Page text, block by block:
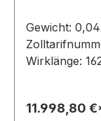
Gewicht:
Wirklänge:
Anfrage
11.998,80